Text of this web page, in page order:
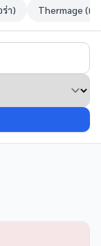
า) Thermage (เท